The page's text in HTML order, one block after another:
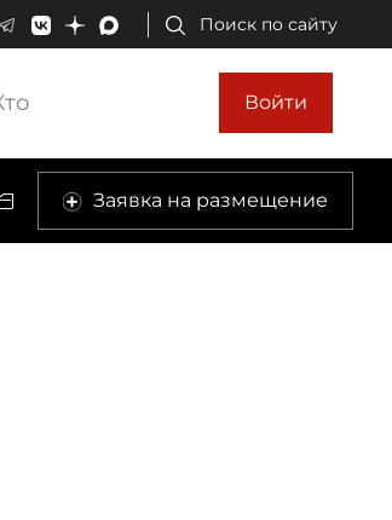
Поиск по сайту
Войти
Заявка на размещение